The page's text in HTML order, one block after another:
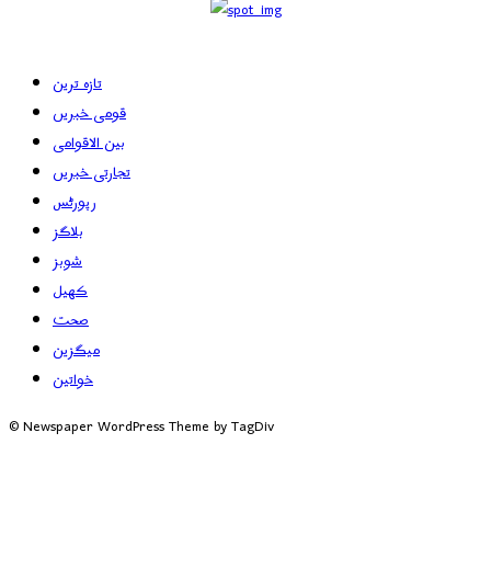
تازہ ترین
قومی خبریں
بین الاقوامی
تجارتی خبریں
رپورٹس
بلاگز
شوبز
کھیل
صحت
میگزین
خواتین
© Newspaper WordPress Theme by TagDiv